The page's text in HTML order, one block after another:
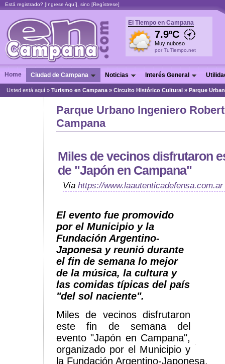
Está registrado? [Ingrese Aquí], sino [Regístrese]
El Tiempo en Campana
7.9ºC
Muy nuboso
por TuTiempo.net
Home Ciudad de Campana Noticias Interés General
Usted está aquí » Turismo en Campana » Circuito Histórico Cultural » Parque
Parque Urbano Ingeniero
Campana
Miles de vecinos disfrutaron
de "Japón en Campana"
Vía https://www.laautenticadefensa.com.ar
El evento fue promovido
por el Municipio y la
Fundación Argentino-
Japonesa y reunió durante
el fin de semana lo mejor
de la música, la cultura y
las comidas típicas del país
"del sol naciente".
Miles de vecinos disfrutaron
este fin de semana del
evento "Japón en Campana",
organizado por el Municipio y
la Fundación Argentino-Japonesa.